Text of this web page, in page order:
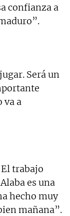
confianza a
Será un
va a
trabajo
es una
hecho muy
mañana”.